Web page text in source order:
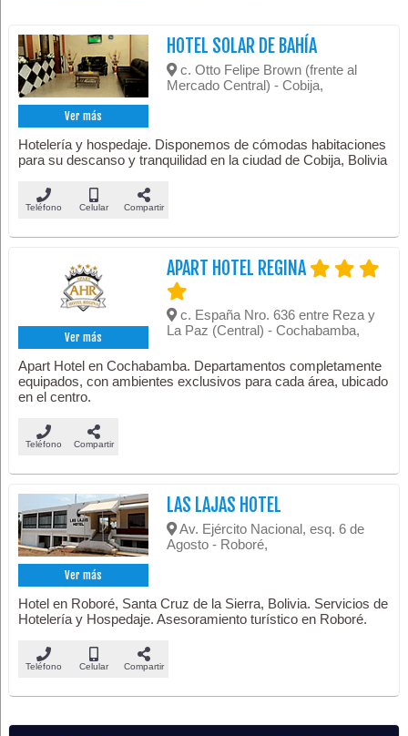
Ver más
HOTEL SOLAR DE BAHÍA
c. Otto Felipe Brown (frente al
Mercado Central) - Cobija,
Hotelería y hospedaje. Disponemos de cómodas habitaciones
para su descanso y tranquilidad en la ciudad de Cobija, Bolivia
Teléfono Celular Compartir
Ver más
APART HOTEL REGINA
c. España Nro. 636 entre Reza y
La Paz (Central) - Cochabamba,
Apart Hotel en Cochabamba. Departamentos completamente
equipados, con ambientes exclusivos para cada área, ubicado
en el centro.
Teléfono Compartir
Ver más
LAS LAJAS HOTEL
Av. Ejército Nacional, esq. 6 de
Agosto - Roboré,
Hotel en Roboré, Santa Cruz de la Sierra, Bolivia. Servicios de
Hotelería y Hospedaje. Asesoramiento turístico en Roboré.
Teléfono Celular Compartir